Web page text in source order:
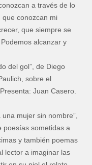
a través de lo
conozcan mi
que siempre se
alcanzar y
del gol”, de Diego
sobre el
Juan Casero.
mujer sin nombre”,
poesías sometidas a
y también poemas
lector a imaginar las